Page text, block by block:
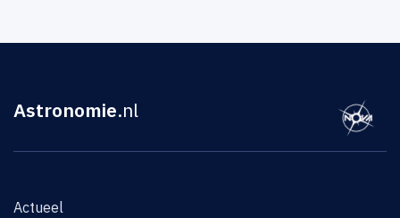
Astronomie.nl
Actueel